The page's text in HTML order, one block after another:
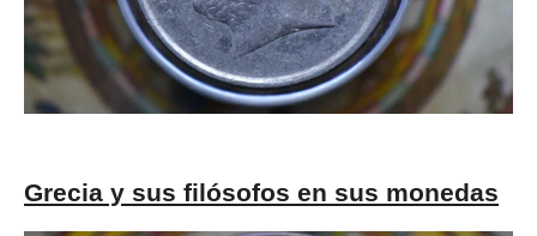
Grecia y sus filósofos en sus monedas